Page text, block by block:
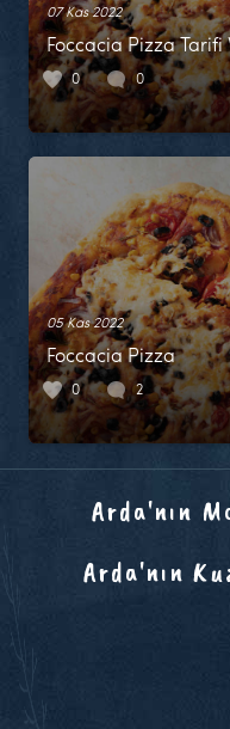
07 Kas 2022
Foccacia Pizza Tarifi
0 0
05 Kas 2022
Foccacia Pizza
0 2
Arda'nın
Arda'nın